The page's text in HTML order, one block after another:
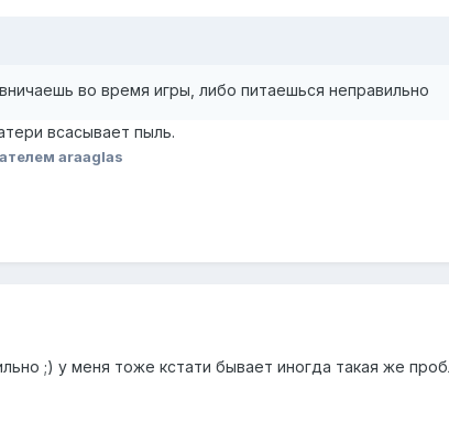
во время игры, либо питаешься неправильно
всасывает пыль.
araaglas
;) у меня тоже кстати бывает иногда такая же